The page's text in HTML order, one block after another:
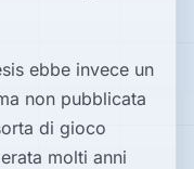
ebbe invece un
non pubblicata
di gioco
molti anni